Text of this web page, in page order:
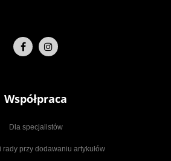
Współpraca
Dla specjalistów
rady przy dodawaniu artykułów